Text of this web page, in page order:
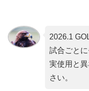
2026.1
試合ごとに
実使用と
さい。